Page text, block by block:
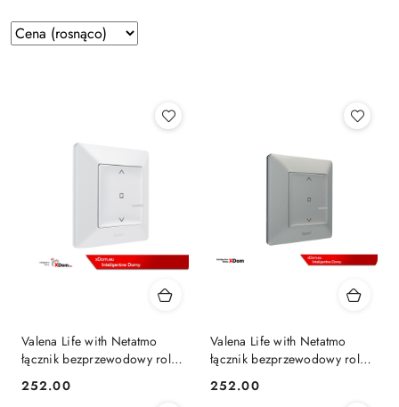
Zastosowano
sortowanie:
Sortuj
według
Valena Life with Netatmo
łącznik bezprzewodowy rolet
biały 752191
Cena:
252.00
Valena Life with Netatmo
łącznik bezprzewodowy rolet
srebrny 752391
Cena:
252.00